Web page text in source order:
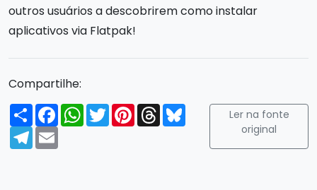
outros usuários a descobrirem como instalar
aplicativos via Flatpak!
Compartilhe:
Compartilhar
FacebookWhatsApp
TwitterPinterest
ThreadsBluesky
Telegram
Email
Ler na fonte
original